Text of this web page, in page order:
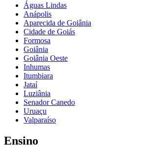
Águas Lindas
Anápolis
Aparecida de Goiânia
Cidade de Goiás
Formosa
Goiânia
Goiânia Oeste
Inhumas
Itumbiara
Jataí
Luziânia
Senador Canedo
Uruaçu
Valparaíso
Ensino